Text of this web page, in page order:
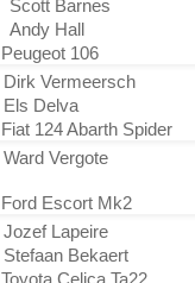
Scott Barnes
Andy Hall
Peugeot 106
Dirk Vermeersch
Els Delva
Fiat 124 Abarth Spider
Ward Vergote
Ford Escort Mk2
Jozef Lapeire
Stefaan Bekaert
Toyota Celica Ta22